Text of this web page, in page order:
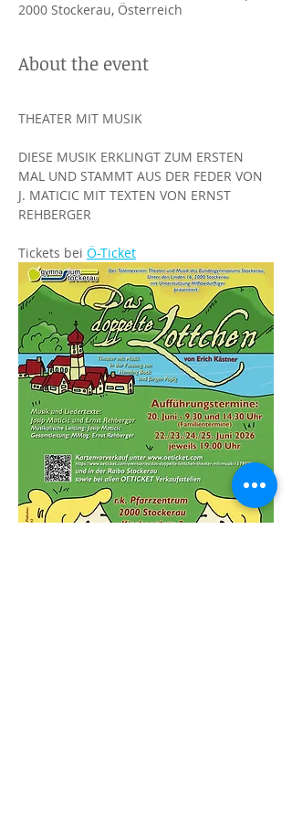
2000 Stockerau, Österreich
About the event
THEATER MIT MUSIK
DIESE MUSIK ERKLINGT ZUM ERSTEN
MAL UND STAMMT AUS DER FEDER VON
J. MATICIC MIT TEXTEN VON ERNST
REHBERGER
Tickets bei Ö-Ticket